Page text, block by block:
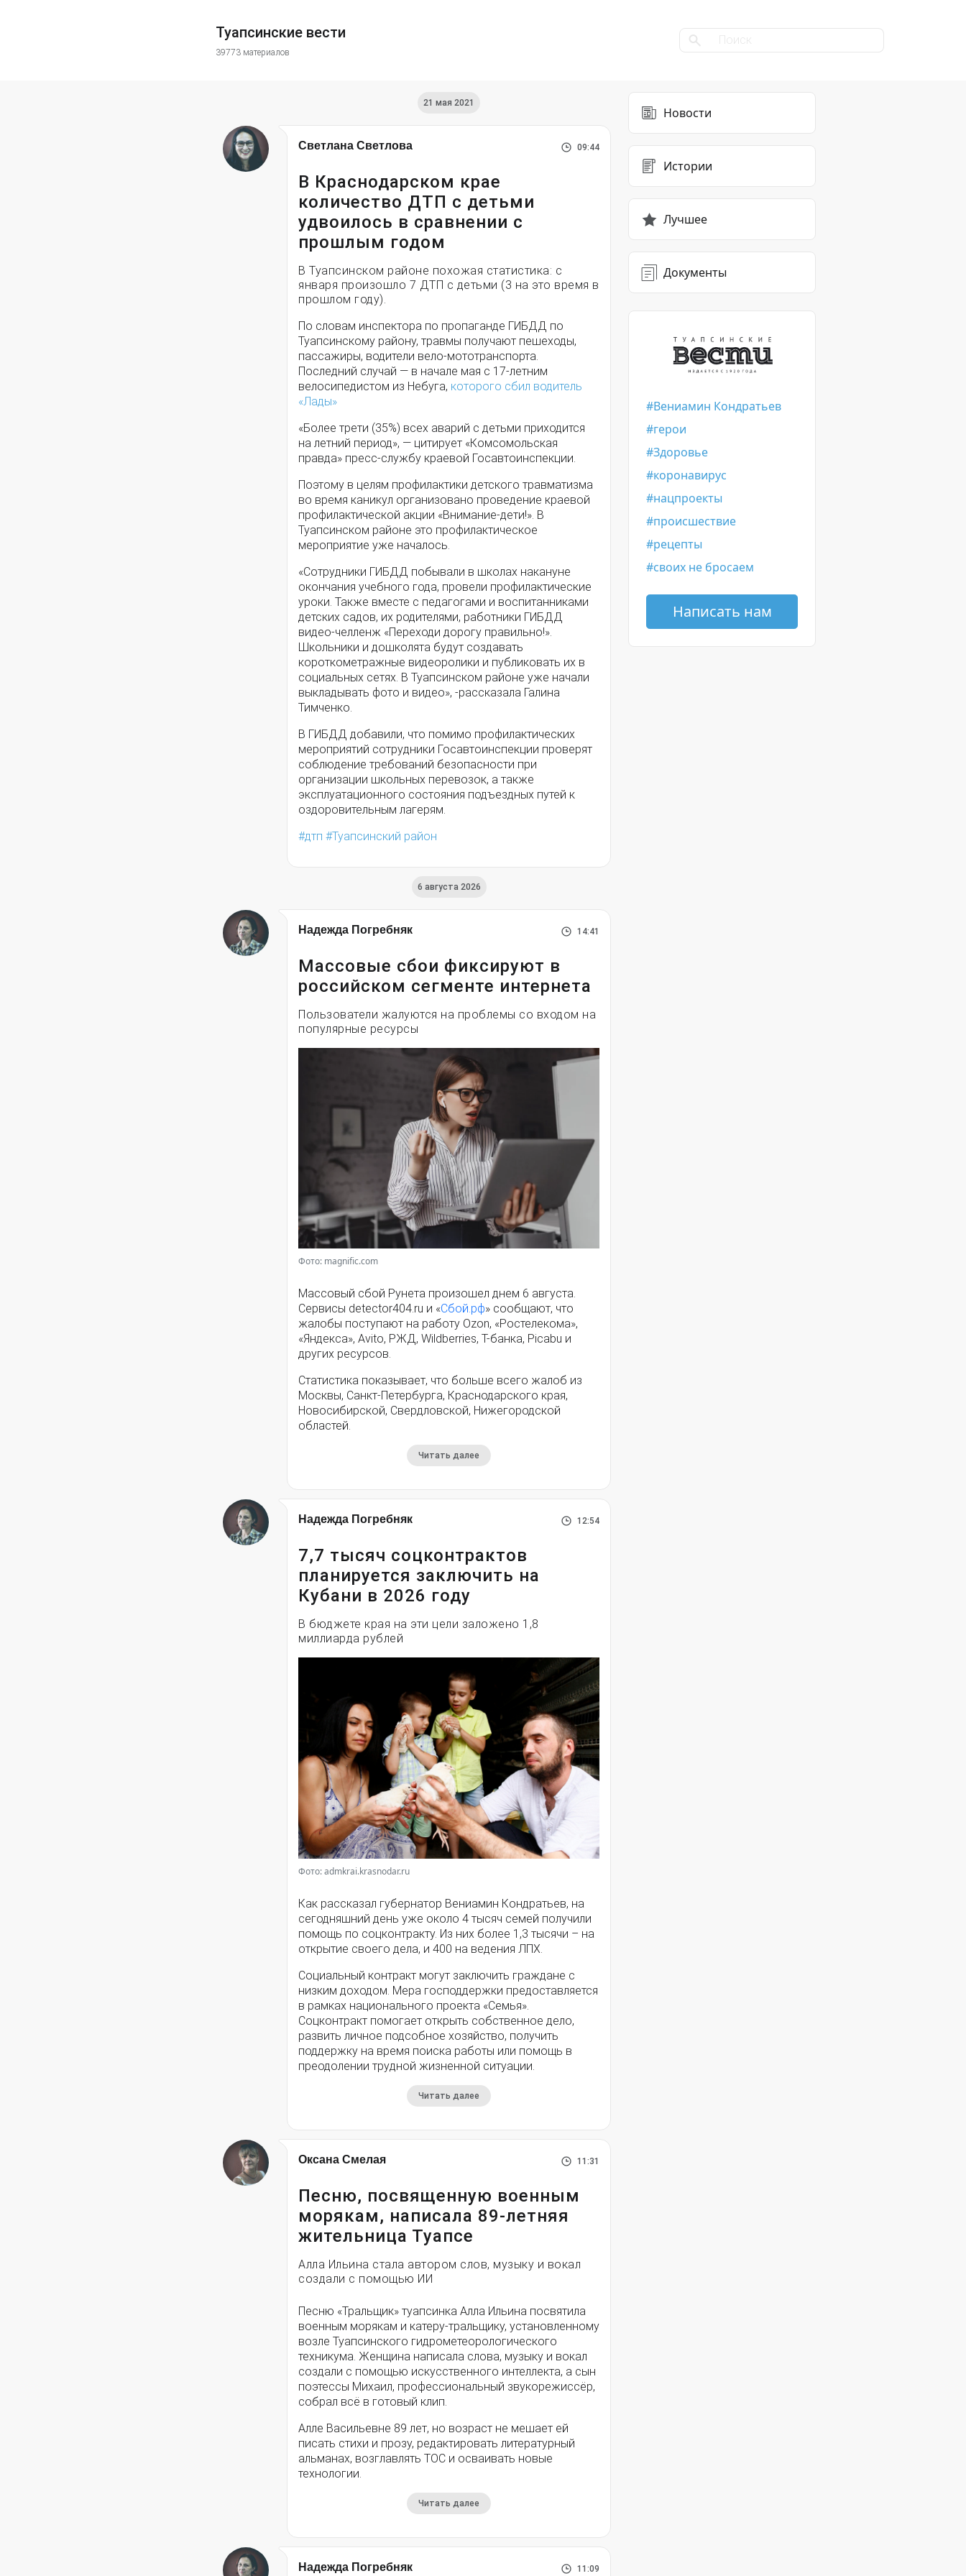
Туапсинские вести
39773 материалов
21 мая 2021
Светлана Светлова 09:44
В Краснодарском крае
количество ДТП с детьми
удвоилось в сравнении с
прошлым годом
В Туапсинском районе похожая статистика: с
января произошло 7 ДТП с детьми (3 на это время в
прошлом году).
По словам инспектора по пропаганде ГИБДД по
Туапсинскому району, травмы получают пешеходы,
пассажиры, водители вело-мототранспорта.
Последний случай — в начале мая с 17-летним
велосипедистом из Небуга, которого сбил водитель
«Лады»
«Более трети (35%) всех аварий с детьми приходится
на летний период», — цитирует «Комсомольская
правда» пресс-службу краевой Госавтоинспекции.
Поэтому в целям профилактики детского травматизма
во время каникул организовано проведение краевой
профилактической акции «Внимание-дети!». В
Туапсинском районе это профилактическое
мероприятие уже началось.
«Сотрудники ГИБДД побывали в школах накануне
окончания учебного года, провели профилактические
уроки. Также вместе с педагогами и воспитанниками
детских садов, их родителями, работники ГИБДД
видео-челленж «Переходи дорогу правильно!».
Школьники и дошколята будут создавать
короткометражные видеоролики и публиковать их в
социальных сетях. В Туапсинском районе уже начали
выкладывать фото и видео», -рассказала Галина
Тимченко.
В ГИБДД добавили, что помимо профилактических
мероприятий сотрудники Госавтоинспекции проверят
соблюдение требований безопасности при
организации школьных перевозок, а также
эксплуатационного состояния подъездных путей к
оздоровительным лагерям.
дтп
Туапсинский район
6 августа 2026
Надежда Погребняк 14:41
Массовые сбои фиксируют в
российском сегменте интернета
Пользователи жалуются на проблемы со входом на
популярные ресурсы
Фото: magnific.com
Массовый сбой Рунета произошел днем 6 августа.
Сервисы detector404.ru и «Сбой.рф» сообщают, что
жалобы поступают на работу Ozon, «Ростелекома»,
«Яндекса», Avito, РЖД, Wildberries, Т-банка, Picabu и
других ресурсов.
Статистика показывает, что больше всего жалоб из
Москвы, Санкт-Петербурга, Краснодарского края,
Новосибирской, Свердловской, Нижегородской
областей.
Читать далее
Надежда Погребняк 12:54
7,7 тысяч соцконтрактов
планируется заключить на
Кубани в 2026 году
В бюджете края на эти цели заложено 1,8
миллиарда рублей
Фото: admkrai.krasnodar.ru
Как рассказал губернатор Вениамин Кондратьев, на
сегодняшний день уже около 4 тысяч семей получили
помощь по соцконтракту. Из них более 1,3 тысячи – на
открытие своего дела, и 400 на ведения ЛПХ.
Социальный контракт могут заключить граждане с
низким доходом. Мера господдержки предоставляется
в рамках национального проекта «Семья».
Соцконтракт помогает открыть собственное дело,
развить личное подсобное хозяйство, получить
поддержку на время поиска работы или помощь в
преодолении трудной жизненной ситуации.
Читать далее
Оксана Смелая 11:31
Песню, посвященную военным
морякам, написала 89-летняя
жительница Туапсе
Алла Ильина стала автором слов, музыку и вокал
создали с помощью ИИ
Песню «Тральщик» туапсинка Алла Ильина посвятила
военным морякам и катеру-тральщику, установленному
возле Туапсинского гидрометеорологического
техникума. Женщина написала слова, музыку и вокал
создали с помощью искусственного интеллекта, а сын
поэтессы Михаил, профессиональный звукорежиссёр,
собрал всё в готовый клип.
Алле Васильевне 89 лет, но возраст не мешает ей
писать стихи и прозу, редактировать литературный
альманах, возглавлять ТОС и осваивать новые
технологии.
Читать далее
Надежда Погребняк 11:09
Новости
Истории
Лучшее
Документы
Вениамин Кондратьев
герои
Здоровье
коронавирус
нацпроекты
происшествие
рецепты
своих не бросаем
Написать нам